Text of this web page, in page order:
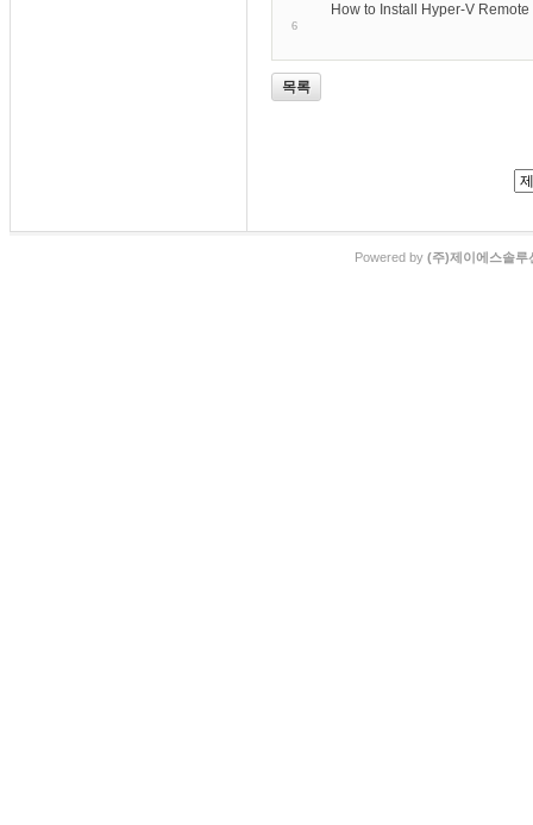
6
How to Install Hyper-V
목록
Powered by (주)제이에스솔루